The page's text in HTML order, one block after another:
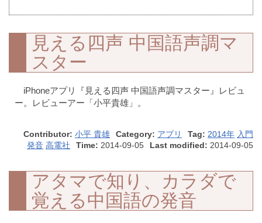
見える四声 中国語声調マ
スター
iPhoneアプリ『見える四声 中国語声調マスター』レビュ
ー。レビューアー「小平貴雄」。
Contributor: 小平 貴雄 Category: アプリ Tag: 2014年 入門
発音 高電社 Time: 2014-09-05 Last modified: 2014-09-05
アタマで知り、カラダで
覚える中国語の発音